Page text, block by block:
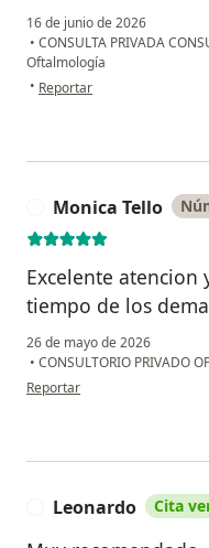
16 de junio de 2026
• CONSULTA PRIVADA
Oftalmología
• en opinión del usuario Nidia
Reportar
Monica Tello
Excelente
tiempo de los
26 de mayo de 2026
• CONSULTORIO PRIVADO
en opinión del usuario Monica
Reportar
Leonardo Cita